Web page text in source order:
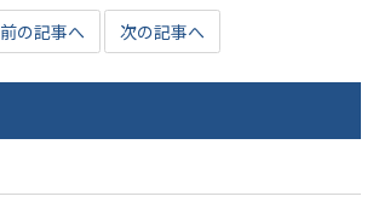
前の記事へ 次の記事へ